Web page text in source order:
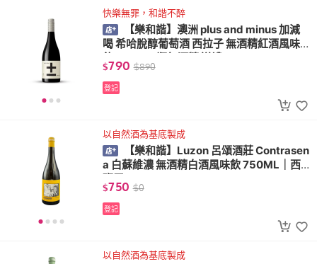
快樂無罪，和諧不醉
【樂和諧】澳洲 plus and minus 加減
喝 希哈脫醇葡萄酒 西拉子 無酒精紅酒風味
飲 750ML/瓶無酒精 送禮
$790 $890
登記
以自然酒為基底製成
【樂和諧】Luzon 呂頌酒莊 Contrasen
a 白蘇維濃 無酒精白酒風味飲 750ML｜西
班牙
$750 $0
登記
以自然酒為基底製成